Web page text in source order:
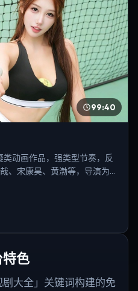
99:40
动画作品，强类型节奏，反
、宋康昊、黄渤等，导演为
色
大全」关键词构建的免